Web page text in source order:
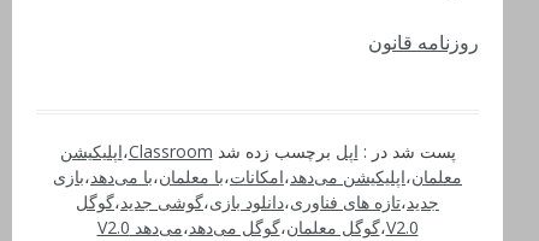
روزنامه قانون
پست شد در : اپل برچسب زده شد Classroom،اپلیکیشن
معلمان،اپلیکیشن می‌دهد،امکانات،با معلمان،با می‌دهد،بازی
جدید،تازه های فناوری،دانلود بازی،گوشی جدید،گوگل
V2.0،گوگل معلمان،گوگل می‌دهد،می‌دهد V2.0